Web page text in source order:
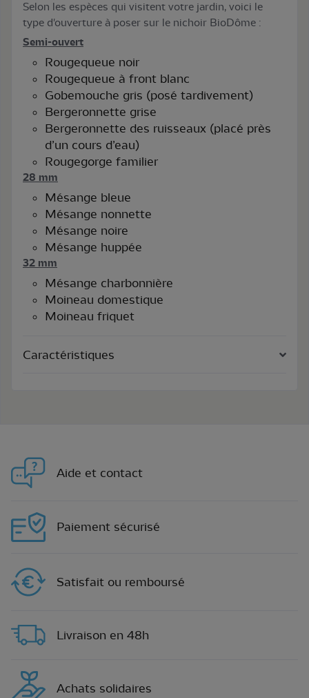
Selon les espèces qui visitent votre jardin, voici le
type d'ouverture à poser sur le nichoir BioDôme :
Semi-ouvert
Rougequeue noir
Rougequeue à front blanc
Gobemouche gris (posé tardivement)
Bergeronnette grise
Bergeronnette des ruisseaux (placé près
d’un cours d’eau)
Rougegorge familier
28 mm
Mésange bleue
Mésange nonnette
Mésange noire
Mésange huppée
32 mm
Mésange charbonnière
Moineau domestique
Moineau friquet
Caractéristiques
Aide et contact
Paiement sécurisé
Satisfait ou remboursé
Livraison en 48h
Achats solidaires